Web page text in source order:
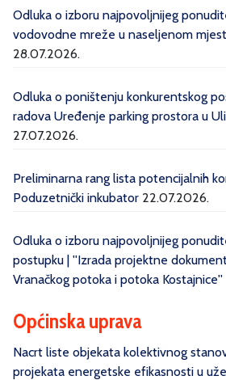
Odluka o izboru najpovoljnijeg
vodovodne mreže u naseljenom
28.07.2026.
Odluka o poništenju konkurentskog
radova Uređenje parking prostora u
27.07.2026.
Preliminarna rang lista potencijalnih
Poduzetnički inkubator 22.07.2026.
Odluka o izboru najpovoljnijeg
postupku | ''Izrada projektne
Vranačkog potoka i potoka Kostajnice''
Općinska uprava
Nacrt liste objekata kolektivnog
projekata energetske efikasnosti u